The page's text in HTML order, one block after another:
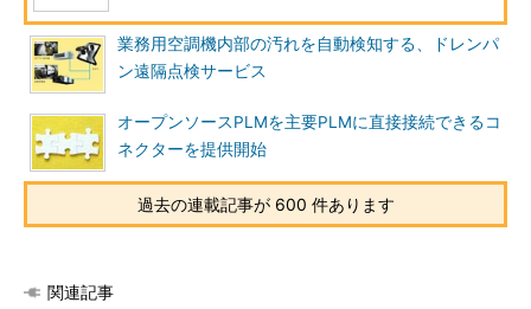
業務用空調機内部の汚れを自動検知する、ドレンパ
ン遠隔点検サービス
オープンソースPLMを主要PLMに直接接続できるコ
ネクターを提供開始
過去の連載記事が 600 件あります
関連記事